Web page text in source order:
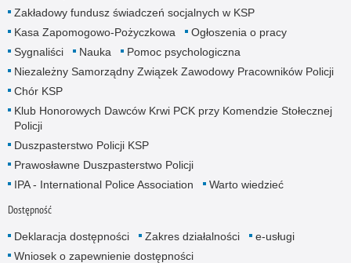
Zakładowy fundusz świadczeń socjalnych w KSP
Kasa Zapomogowo-Pożyczkowa
Ogłoszenia o pracy
Sygnaliści
Nauka
Pomoc psychologiczna
Niezależny Samorządny Związek Zawodowy Pracowników Policji
Chór KSP
Klub Honorowych Dawców Krwi PCK przy Komendzie Stołecznej
Policji
Duszpasterstwo Policji KSP
Prawosławne Duszpasterstwo Policji
IPA - International Police Association
Warto wiedzieć
Dostępność
Deklaracja dostępności Zakres działalności
e-usługi
Wniosek o zapewnienie dostępności